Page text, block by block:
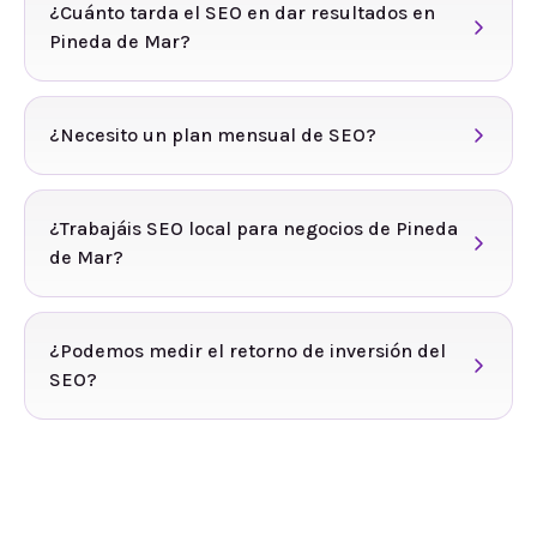
¿Cuánto tarda el SEO en dar resultados en
Pineda de Mar?
¿Necesito un plan mensual de SEO?
¿Trabajáis SEO local para negocios de Pineda
de Mar?
¿Podemos medir el retorno de inversión del
SEO?